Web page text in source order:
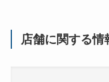
店舗に関する情